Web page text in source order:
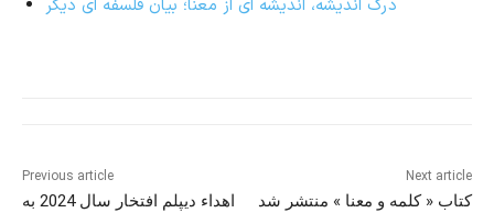
درک اندیشه، اندیشه ای از معنا؛ بیان فلسفه ای دیگر
Previous article
اهداء دیپلم افتخار سال 2024 به
Next article
کتاب « کلمه و معنا » منتشر شد